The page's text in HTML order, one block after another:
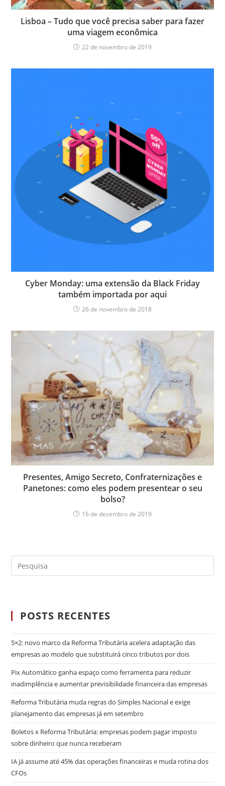
Lisboa – Tudo que você precisa saber para fazer
uma viagem econômica
22 de novembro de 2019
Cyber Monday: uma extensão da Black Friday
também importada por aqui
26 de novembro de 2018
Presentes, Amigo Secreto, Confraternizações e
Panetones: como eles podem presentear o seu
bolso?
16 de dezembro de 2019
POSTS RECENTES
5×2: novo marco da Reforma Tributária acelera adaptação das
empresas ao modelo que substituirá cinco tributos por dois
Pix Automático ganha espaço como ferramenta para reduzir
inadimplência e aumentar previsibilidade financeira das empresas
Reforma Tributária muda regras do Simples Nacional e exige
planejamento das empresas já em setembro
Boletos x Reforma Tributária: empresas podem pagar imposto
sobre dinheiro que nunca receberam
IA já assume até 45% das operações financeiras e muda rotina dos
CFOs